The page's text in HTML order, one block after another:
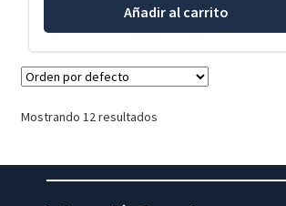
Añadir al carrito
Mostrando 12 resultados